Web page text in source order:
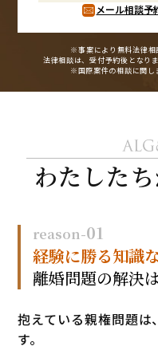
メール相談予
※事案により無料法律相
法律相談は、受付予約後となりま
※国際案件の相談に関し
わたした
reason-01
経験に勝る知識な
離婚問題の解決
抱えている親権問題は
す。